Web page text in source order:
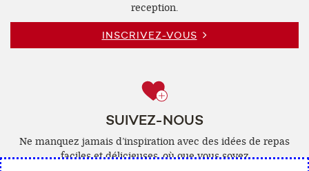
reception.
INSCRIVEZ-VOUS
SUIVEZ-NOUS
Ne manquez jamais d’inspiration avec des idées de repas
faciles et délicieuses, où que vous soyez